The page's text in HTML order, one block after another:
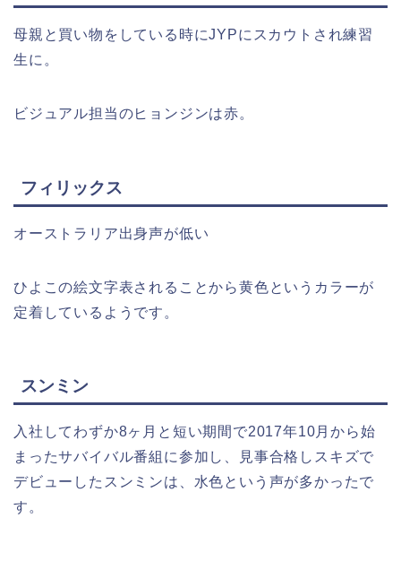
母親と買い物をしている時にJYPにスカウトされ練習
生に。
ビジュアル担当のヒョンジンは赤。
フィリックス
オーストラリア出身声が低い
ひよこの絵文字表されることから黄色というカラーが
定着しているようです。
スンミン
入社してわずか8ヶ月と短い期間で2017年10月から始
まったサバイバル番組に参加し、見事合格しスキズで
デビューしたスンミンは、水色という声が多かったで
す。